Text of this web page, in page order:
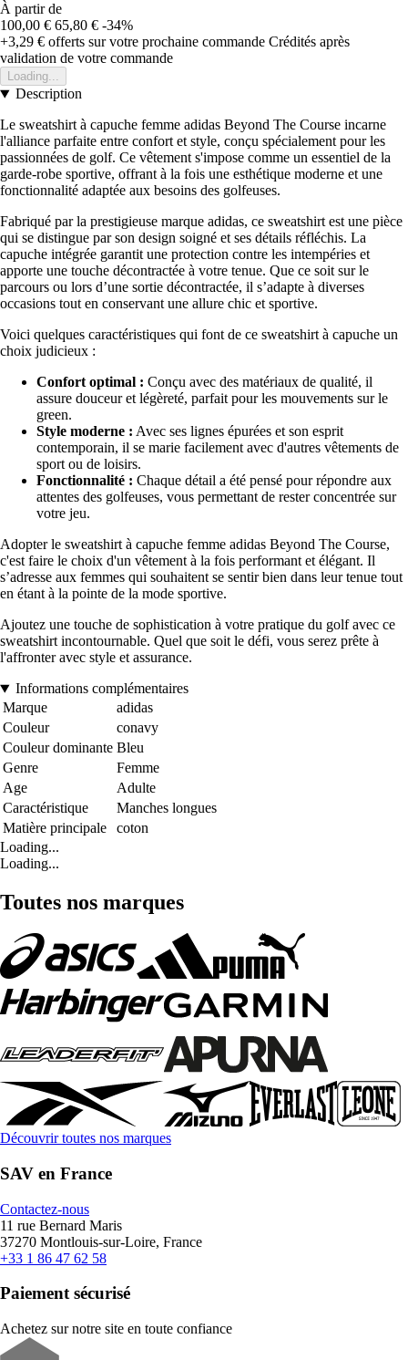
À partir de
100,00 € 65,80 € -34%
+3,29 € offerts sur votre prochaine commande Crédités après
validation de votre commande
Loading...
Description
Le sweatshirt à capuche femme adidas Beyond The Course incarne
l'alliance parfaite entre confort et style, conçu spécialement pour les
passionnées de golf. Ce vêtement s'impose comme un essentiel de la
garde-robe sportive, offrant à la fois une esthétique moderne et une
fonctionnalité adaptée aux besoins des golfeuses.
Fabriqué par la prestigieuse marque adidas, ce sweatshirt est une pièce
qui se distingue par son design soigné et ses détails réfléchis. La
capuche intégrée garantit une protection contre les intempéries et
apporte une touche décontractée à votre tenue. Que ce soit sur le
parcours ou lors d’une sortie décontractée, il s’adapte à diverses
occasions tout en conservant une allure chic et sportive.
Voici quelques caractéristiques qui font de ce sweatshirt à capuche un
choix judicieux :
Confort optimal : Conçu avec des matériaux de qualité, il
assure douceur et légèreté, parfait pour les mouvements sur le
green.
Style moderne : Avec ses lignes épurées et son esprit
contemporain, il se marie facilement avec d'autres vêtements de
sport ou de loisirs.
Fonctionnalité : Chaque détail a été pensé pour répondre aux
attentes des golfeuses, vous permettant de rester concentrée sur
votre jeu.
Adopter le sweatshirt à capuche femme adidas Beyond The Course,
c'est faire le choix d'un vêtement à la fois performant et élégant. Il
s’adresse aux femmes qui souhaitent se sentir bien dans leur tenue tout
en étant à la pointe de la mode sportive.
Ajoutez une touche de sophistication à votre pratique du golf avec ce
sweatshirt incontournable. Quel que soit le défi, vous serez prête à
l'affronter avec style et assurance.
Informations complémentaires
Marque
adidas
Couleur
conavy
Couleur dominante Bleu
Genre
Femme
Age
Adulte
Caractéristique
Manches longues
Matière principale
coton
Loading...
Loading...
Toutes nos marques
Découvrir toutes nos marques
SAV en France
Contactez-nous
11 rue Bernard Maris
37270 Montlouis-sur-Loire, France
+33 1 86 47 62 58
Paiement sécurisé
Achetez sur notre site en toute confiance